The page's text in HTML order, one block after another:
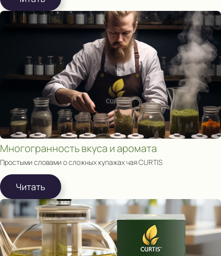
Многогранность вкуса и аромата
Простыми словами о сложных купажах чая CURTIS
Читать